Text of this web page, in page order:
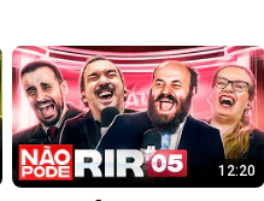
12:20